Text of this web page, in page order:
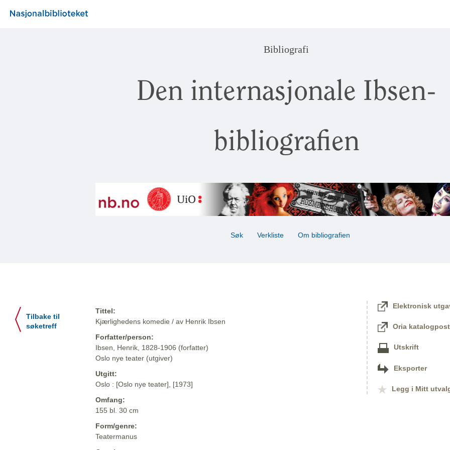
Bibliografi
Den internasjonale Ibsen-
bibliografien
Søk Verkliste Om bibliografien
Tilbake til
søketreff
Tittel:
Kjærlighedens komedie / av Henrik Ibsen
Forfatter/person:
Ibsen, Henrik, 1828-1906 (forfatter)
Oslo nye teater (utgiver)
Utgitt:
Oslo : [Oslo nye teater], [1973]
Omfang:
155 bl. 30 cm
Form/genre:
Teatermanus
Elektronisk
Oria katalogpost
Utskrift
Eksporter
Legg i Mitt